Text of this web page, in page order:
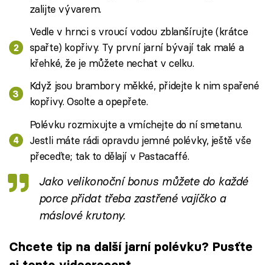
zalijte vývarem.
Vedle v hrnci s vroucí vodou zblanšírujte (krátce
spařte) kopřivy. Ty první jarní bývají tak malé a
křehké, že je můžete nechat v celku.
Když jsou brambory měkké, přidejte k nim spařené
kopřivy. Osolte a opepřete.
Polévku rozmixujte a vmíchejte do ní smetanu.
Jestli máte rádi opravdu jemné polévky, ještě vše
přeceďte; tak to dělají v Pastacaffé.
Jako velikonoční bonus můžete do každé
porce přidat třeba zastřené vajíčko a
máslové krutony.
Chcete tip na další jarní polévku? Pusťte